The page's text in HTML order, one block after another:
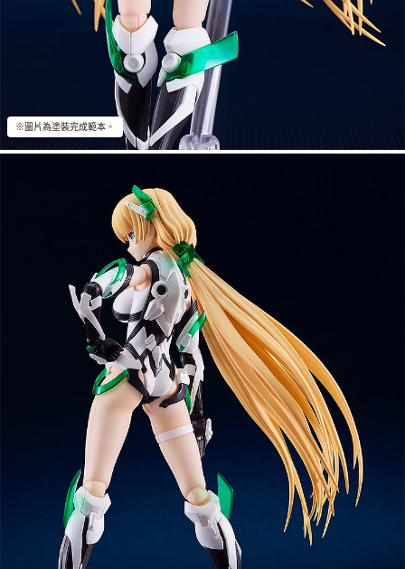
※圖片為塗裝完成範本。